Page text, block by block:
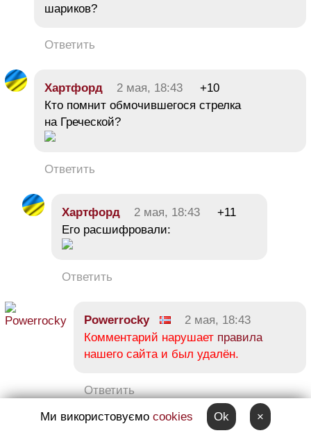
шариков?
Ответить
Хартфорд 2 мая, 18:43
+10
Кто помнит обмочившегося стрелка
на Греческой?
Ответить
Хартфорд 2 мая, 18:43
+11
Его расшифровали:
Ответить
Powerrocky
2 мая, 18:43
Комментарий нарушает правила
нашего сайта и был удалён.
Ответить
Ми використовуємо cookies Ok ×